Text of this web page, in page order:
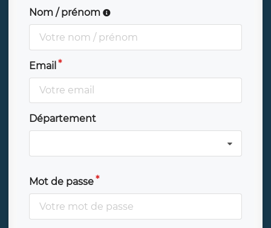
Nom / prénom
Email
Département
Mot de passe